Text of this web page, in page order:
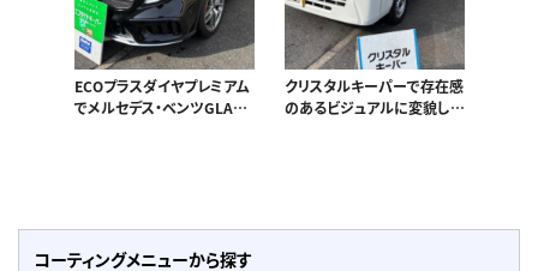
ECOプラスダイヤプレミアム
でメルセデス・ベンツGLAの
クリスタルキーパーで存在感
のあるビジュアルに変貌した
コーティングメニューから探す